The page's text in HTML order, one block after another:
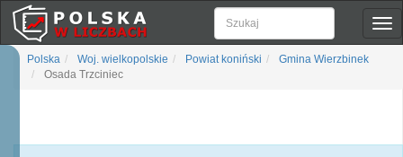
Polska Woj. wielkopolskie Powiat koniński
Gmina Wierzbinek
Osada Trzciniec